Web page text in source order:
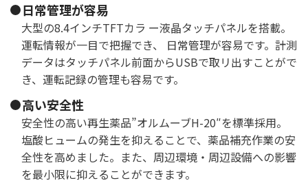
日常管理が容易
大型の8.4インチTFTカラ ー液晶タッチパネルを搭載。
運転情報が一目で把握でき、 日常管理が容易です。計測
データはタッチパネル前面からUSBで取リ出すことがで
き、運転記録の管理も容易です。
高い安全性
安全性の高い再生薬品”オルムーブH-20″を標準採用。
塩酸ヒュームの発生を抑えることで、薬品補充作業の安
全性を高めました。また、周辺環境・周辺設備への影響
を最小限に抑えることができます。